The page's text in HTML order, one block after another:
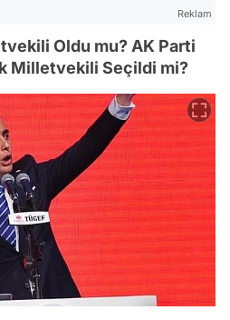
Reklam
Oldu mu? AK Parti
Milletvekili Seçildi mi?